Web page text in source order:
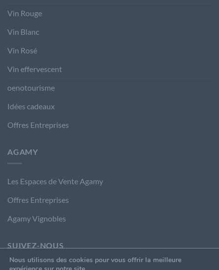
Vin Rouge
Vin Blanc
Vin Rosé
Vin effervescent
oenotourisme
Idées cadeaux
Offres Entreprises
AGAMY
Les Espaces de Vente Agamy
Offres Entreprises
Agamy Vignobles
SUIVEZ-NOUS
Nous utilisons des cookies pour vous offrir la meilleure